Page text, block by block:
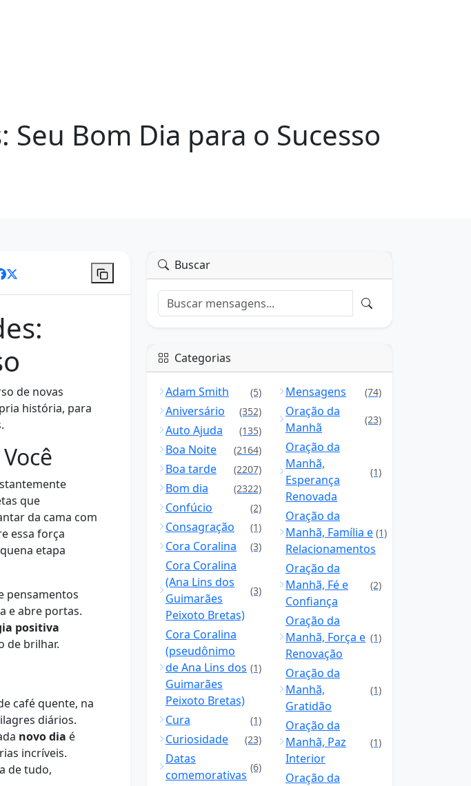
Bom Dia para o Sucesso
de novas
história, para
que
da cama com
essa força
etapa
pensamentos
e abre portas.
positiva
de brilhar.
café quente, na
diários.
novo dia é
incríveis.
de tudo,
Buscar
Categorias
Adam Smith (5)
Aniversário (352)
Auto Ajuda (135)
Boa Noite (2164)
Boa tarde (2207)
Bom dia (2322)
Confúcio (2)
Consagração (1)
Cora Coralina (3)
Cora Coralina
(Ana Lins dos
Guimarães
Peixoto Bretas)
(3)
Cora Coralina
(pseudônimo
de Ana Lins dos
Guimarães
Peixoto Bretas)
(1)
Cura (1)
Curiosidade (23)
Datas
comemorativas
(6)
Mensagens (74)
Oração da
Manhã
(23)
Oração da
Manhã,
Esperança
Renovada
(1)
Oração da
Manhã, Família e
Relacionamentos
(1)
Oração da
Manhã, Fé e
Confiança
(2)
Oração da
Manhã, Força e
Renovação
(1)
Oração da
Manhã,
Gratidão
(1)
Oração da
Manhã, Paz
Interior
(1)
Oração da